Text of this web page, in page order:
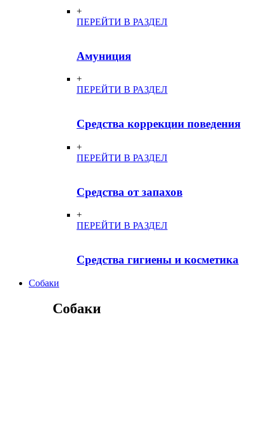
+
ПЕРЕЙТИ В РАЗДЕЛ
Амуниция
+
ПЕРЕЙТИ В РАЗДЕЛ
Средства коррекции поведения
+
ПЕРЕЙТИ В РАЗДЕЛ
Средства от запахов
+
ПЕРЕЙТИ В РАЗДЕЛ
Средства гигиены и косметика
Собаки
Собаки